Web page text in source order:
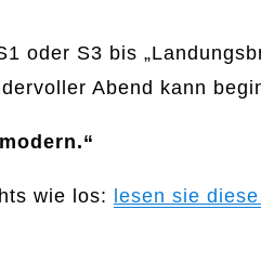
oder S3 bis
Abend kann
wie los: lesen sie